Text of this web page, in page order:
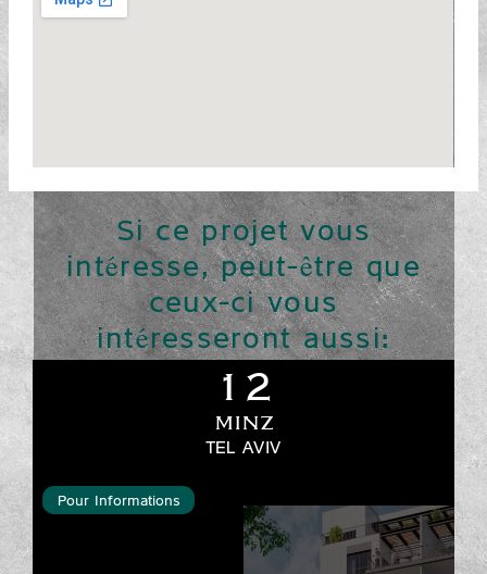
Si ce projet vous
intéresse, peut-être que
ceux-ci vous
intéresseront aussi:
12
MINZ
TEL AVIV
Pour Informations